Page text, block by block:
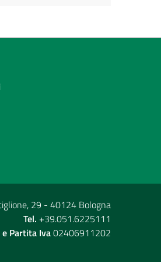
29 - 40124 Bologna
Tel. +39.051.6225111
Partita Iva02406911202